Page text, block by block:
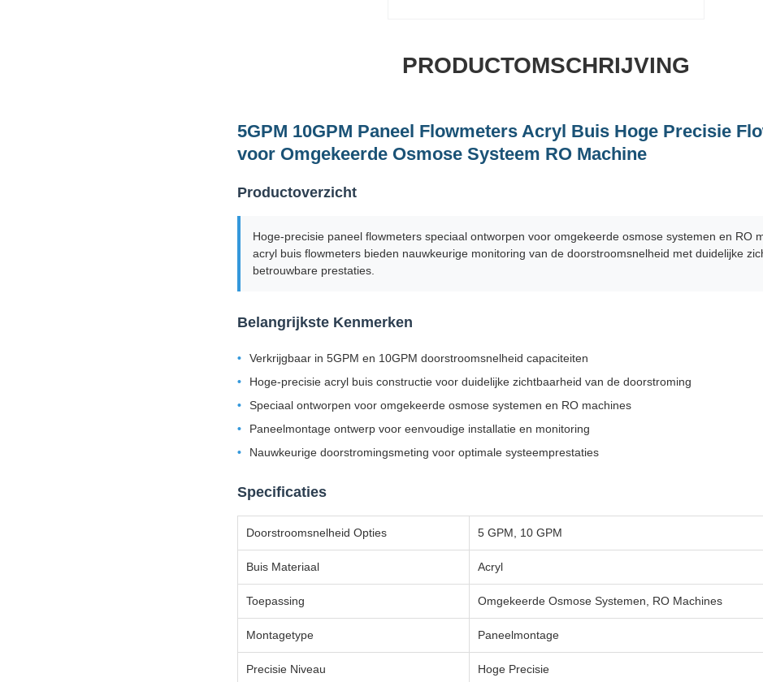
PRODUCTOMSCHRIJVING
5GPM 10GPM Paneel Flowmeters Acryl Buis Hoge Precisie
voor Omgekeerde Osmose Systeem RO Machine
Productoverzicht
Hoge-precisie paneel flowmeters speciaal ontworpen voor omgekeerde osmose systemen en RO
acryl buis flowmeters bieden nauwkeurige monitoring van de doorstroomsnelheid met duidelijke
betrouwbare prestaties.
Belangrijkste Kenmerken
Verkrijgbaar in 5GPM en 10GPM doorstroomsnelheid capaciteiten
Hoge-precisie acryl buis constructie voor duidelijke zichtbaarheid van de doorstroming
Speciaal ontworpen voor omgekeerde osmose systemen en RO machines
Paneelmontage ontwerp voor eenvoudige installatie en monitoring
Nauwkeurige doorstromingsmeting voor optimale systeemprestaties
Specificaties
Doorstroomsnelheid Opties 5 GPM, 10 GPM
Buis Materiaal Acryl
Toepassing Omgekeerde Osmose Systemen, RO Machines
Montagetype Paneelmontage
Precisie Niveau Hoge Precisie